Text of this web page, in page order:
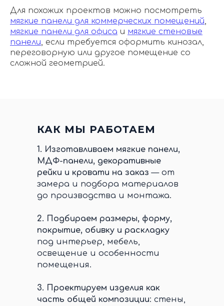
Для похожих проектов можно посмотреть
мягкие панели для коммерческих помещений,
мягкие панели для офиса и мягкие стеновые
панели, если требуется оформить кинозал,
переговорную или другое помещение со
сложной геометрией.
КАК МЫ РАБОТАЕМ
1. Изготавливаем мягкие панели,
МДФ-панели, декоративные
рейки и кровати на заказ — от
замера и подбора материалов
до производства и монтажа.
2. Подбираем размеры, форму,
покрытие, обивку и раскладку
под интерьер, мебель,
освещение и особенности
помещения.
3. Проектируем изделия как
часть общей композиции: стены,